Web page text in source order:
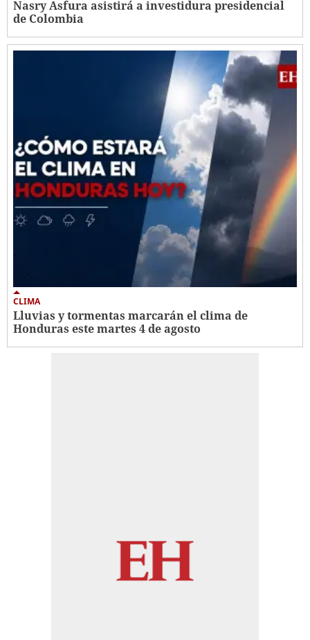
Nasry Asfura asistirá a investidura presidencial
de Colombia
CLIMA
Lluvias y tormentas marcarán el clima de
Honduras este martes 4 de agosto